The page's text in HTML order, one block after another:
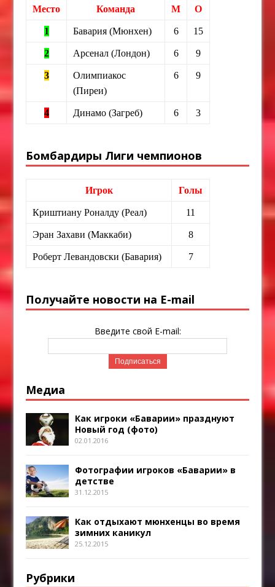
Место Команда М О
1 Бавария (Мюнхен) 6 15
2 Арсенал (Лондон) 6 9
3
Олимпиакос
(Пиреи)
6 9
4 Динамо (Загреб) 6 3
Бомбардиры Лиги чемпионов
Игрок Голы
Криштиану Роналду (Реал) 11
Эран Захави (Маккаби) 8
Роберт Левандовски (Бавария) 7
Получайте новости на E-mail
Введите свой E-mail:
Медиа
Как игроки «Баварии» празднуют
Новый год (фото)
02.01.2016
Фотографии игроков «Баварии» в
детстве
31.12.2015
Как отдыхают мюнхенцы во время
зимних каникул
25.12.2015
Рубрики